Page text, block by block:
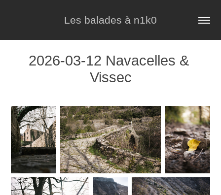
Les balades à n1k0
2026-03-12 Navacelles &
Vissec